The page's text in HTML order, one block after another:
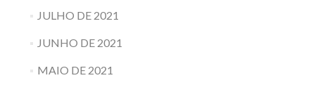
JULHO DE 2021
JUNHO DE 2021
MAIO DE 2021